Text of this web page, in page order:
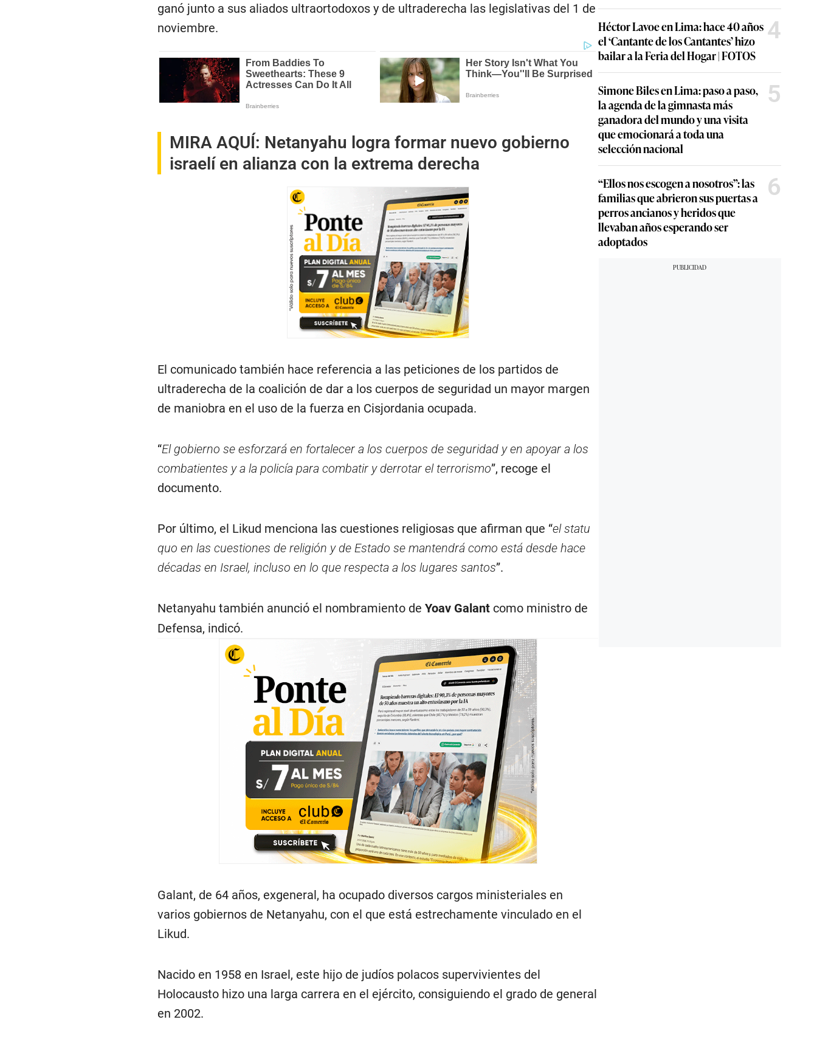
ganó junto a sus aliados ultraortodoxos y de ultraderecha las legislativas del 1 de
noviembre.
MIRA AQUÍ: Netanyahu logra formar nuevo gobierno
israelí en alianza con la extrema derecha
El comunicado también hace referencia a las peticiones de los partidos de
ultraderecha de la coalición de dar a los cuerpos de seguridad un mayor margen
de maniobra en el uso de la fuerza en Cisjordania ocupada.
“El gobierno se esforzará en fortalecer a los cuerpos de seguridad y en apoyar a los
combatientes y a la policía para combatir y derrotar el terrorismo”, recoge el
documento.
Por último, el Likud menciona las cuestiones religiosas que afirman que “el statu
quo en las cuestiones de religión y de Estado se mantendrá como está desde hace
décadas en Israel, incluso en lo que respecta a los lugares santos”.
Netanyahu también anunció el nombramiento de Yoav Galantcomo ministro de
Defensa, indicó.
Galant, de 64 años, exgeneral, ha ocupado diversos cargos ministeriales en
varios gobiernos de Netanyahu, con el que está estrechamente vinculado en el
Likud.
Nacido en 1958 en Israel, este hijo de judíos polacos supervivientes del
Holocausto hizo una larga carrera en el ejército, consiguiendo el grado de general
en 2002.
Héctor Lavoe en Lima: hace 40 años
el ‘Cantante de los Cantantes’ hizo
bailar a la Feria del Hogar | FOTOS
4
Simone Biles en Lima: paso a paso,
la agenda de la gimnasta más
ganadora del mundo y una visita
que emocionará a toda una
selección nacional
5
“Ellos nos escogen a nosotros”: las
familias que abrieron sus puertas a
perros ancianos y heridos que
llevaban años esperando ser
adoptados
6